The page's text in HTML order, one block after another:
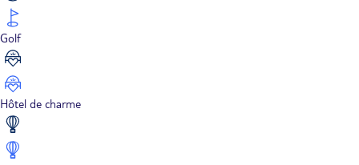
Golf
Hôtel de charme